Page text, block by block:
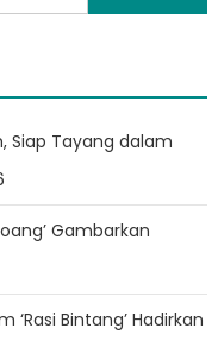
Siap Tayang dalam
Gambarkan
‘Rasi Bintang’ Hadirkan